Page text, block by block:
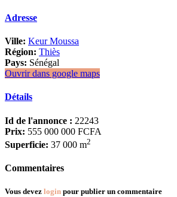
Adresse
Ville: Keur Moussa
Région: Thiès
Pays: Sénégal
Ouvrir dans google maps
Détails
Id de l'annonce : 22243
Prix: 555 000 000 FCFA
Superficie: 37 000 m2
Commentaires
Vous devez login pour publier un commentaire